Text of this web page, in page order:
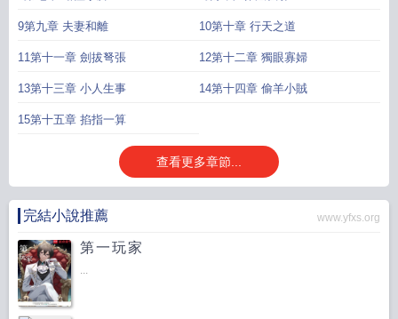
9第九章 夫妻和離 10第十章 行天之道
11第十一章 劍拔弩張 12第十二章 獨眼寡婦
13第十三章 小人生事 14第十四章 偷羊小賊
15第十五章 掐指一算
查看更多章節...
完結小說推薦 www.yfxs.org
第一玩家
...